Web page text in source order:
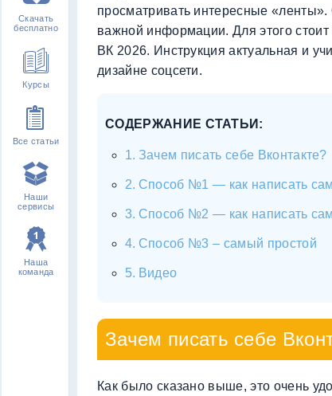
Скачать
бесплатно
Курсы
Все статьи
Наши
сервисы
Наша
команда
просматривать интересные
важной информации. Для этого стоит
ВК 2026. Инструкция актуальная и
дизайне соцсети.
СОДЕРЖАНИЕ СТАТЬИ:
Зачем писать себе Вконтакте?
Способ №1 — как написать
Способ №2 — как написать
Способ №3 – самый простой
Видео
Зачем писать себе
Как было сказано выше, это очень